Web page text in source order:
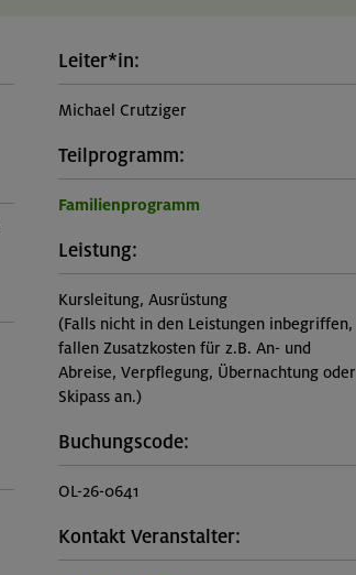
Leiter*in:
Michael Crutziger
Teilprogramm:
Familienprogramm
Leistung:
Kursleitung, Ausrüstung
(Falls nicht in den Leistungen inbegriffen,
fallen Zusatzkosten für z.B. An- und
Abreise, Verpflegung, Übernachtung oder
Skipass an.)
Buchungscode:
OL-26-0641
Kontakt Veranstalter: